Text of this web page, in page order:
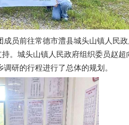
成员前往常德市澧县城头山镇人民
。城头山镇人民政府组织委员赵
研的行程进行了总体的规划。